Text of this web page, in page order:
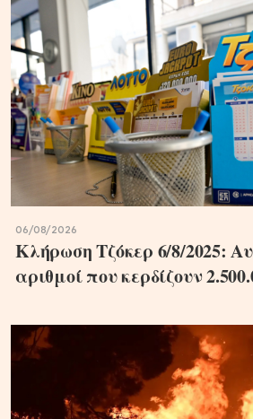
06/08/2026
Κλήρωση Τζόκερ 6/8/2025:
αριθμοί που κερδίζουν